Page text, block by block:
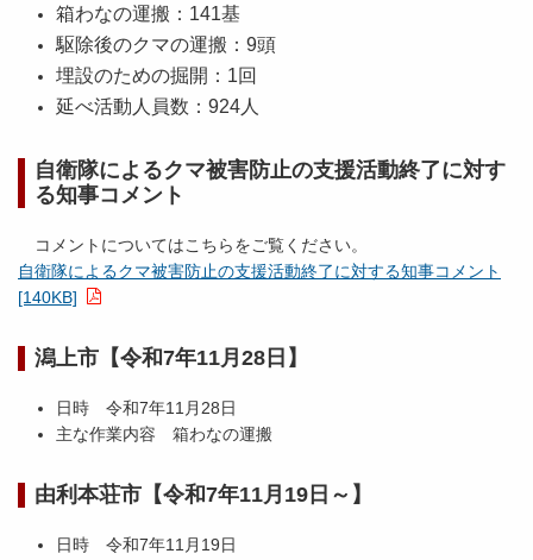
箱わなの運搬：141基
駆除後のクマの運搬：9頭
埋設のための掘開：1回
延べ活動人員数：924人
自衛隊によるクマ被害防止の支援活動終了に対す
る知事コメント
コメントについてはこちらをご覧ください。
自衛隊によるクマ被害防止の支援活動終了に対する知事コメント
[140KB]
潟上市【令和7年11月28日】
日時 令和7年11月28日
主な作業内容 箱わなの運搬
由利本荘市【令和7年11月19日～】
日時 令和7年11月19日